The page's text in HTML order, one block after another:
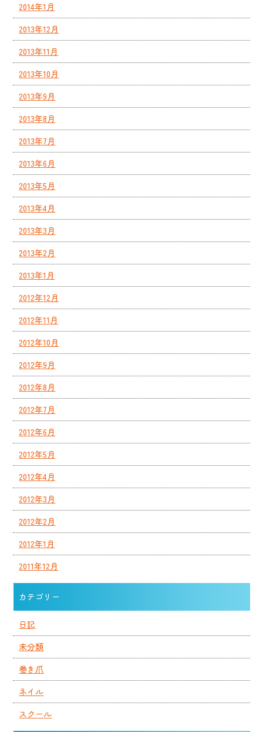
2014年1月
2013年12月
2013年11月
2013年10月
2013年9月
2013年8月
2013年7月
2013年6月
2013年5月
2013年4月
2013年3月
2013年2月
2013年1月
2012年12月
2012年11月
2012年10月
2012年9月
2012年8月
2012年7月
2012年6月
2012年5月
2012年4月
2012年3月
2012年2月
2012年1月
2011年12月
カテゴリー
日記
未分類
巻き爪
ネイル
スクール